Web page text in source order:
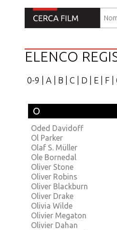
ELENCO
0-9 A B C D E F
O
Oded Davidoff
Ol Parker
Olaf S. Müller
Ole Bornedal
Oliver Stone
Oliver Robins
Oliver Blackburn
Oliver Drake
Olivia Wilde
Olivier Megaton
Olivier Dahan